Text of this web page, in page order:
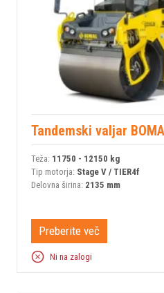
Tandemski valjar
Teža: 11750 - 12150 kg
Tip motorja: Stage V / TIER4f
Delovna širina: 2135 mm
Preberite več
Ni na zalogi